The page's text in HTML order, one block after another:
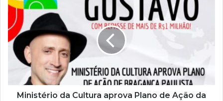
e
e
n
Ministério da Cultura aprova Plano de Ação da